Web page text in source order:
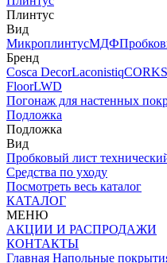
Плинтус
Вид
МикроплинтусМДФ
Бренд
Cosca DecorLaconistiq
FloorLWD
Погонаж для настенных
Подложка
Подложка
Вид
Пробковый лист
Средства по уходу
Посмотреть весь каталог
КАТАЛОГ
МЕНЮ
АКЦИИ И РАСПРОДАЖИ
КОНТАКТЫ
Главная Напольные